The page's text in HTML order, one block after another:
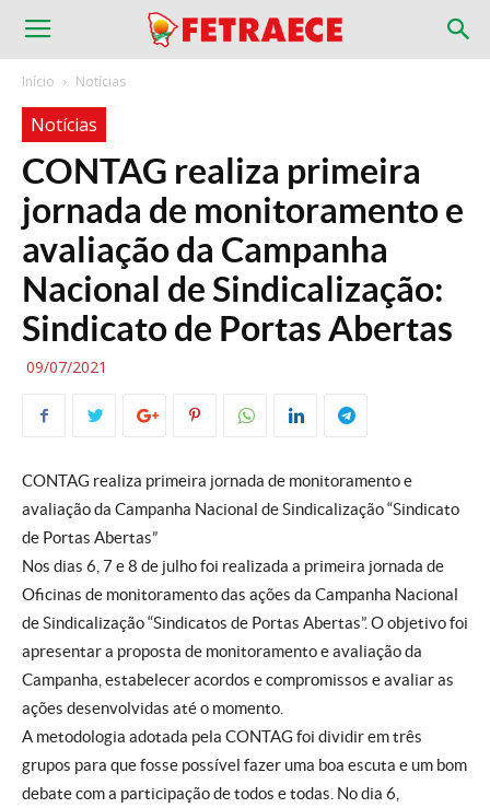
Início Notícias
Notícias
CONTAG realiza primeira
jornada de monitoramento e
avaliação da Campanha
Nacional de Sindicalização:
Sindicato de Portas Abertas
09/07/2021
CONTAG realiza primeira jornada de monitoramento e
avaliação da Campanha Nacional de Sindicalização “Sindicato
de Portas Abertas”
Nos dias 6, 7 e 8 de julho foi realizada a primeira jornada de
Oficinas de monitoramento das ações da Campanha Nacional
de Sindicalização “Sindicatos de Portas Abertas”. O objetivo foi
apresentar a proposta de monitoramento e avaliação da
Campanha, estabelecer acordos e compromissos e avaliar as
ações desenvolvidas até o momento.
A metodologia adotada pela CONTAG foi dividir em três
grupos para que fosse possível fazer uma boa escuta e um bom
debate com a participação de todos e todas. No dia 6,